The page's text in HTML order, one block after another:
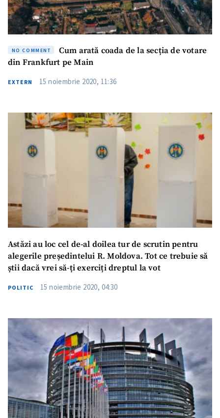
NO COMMENT
Cum arată coada de la secția de votare
din Frankfurt pe Main
EXTERN 15 noiembrie 2020, 11:36
Astăzi au loc cel de-al doilea tur de scrutin pentru
alegerile președintelui R. Moldova. Tot ce trebuie să
știi dacă vrei să-ți exerciți dreptul la vot
POLITIC 15 noiembrie 2020, 04:30